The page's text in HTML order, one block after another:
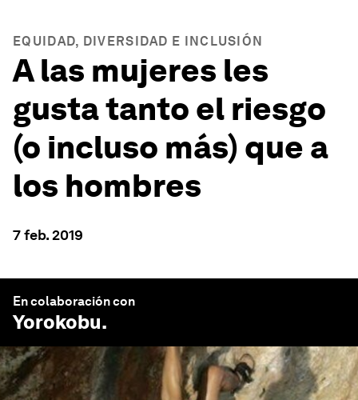
EQUIDAD, DIVERSIDAD E INCLUSIÓN
A las mujeres les
gusta tanto el riesgo
(o incluso más) que a
los hombres
7 feb. 2019
En colaboración con
Yorokobu.